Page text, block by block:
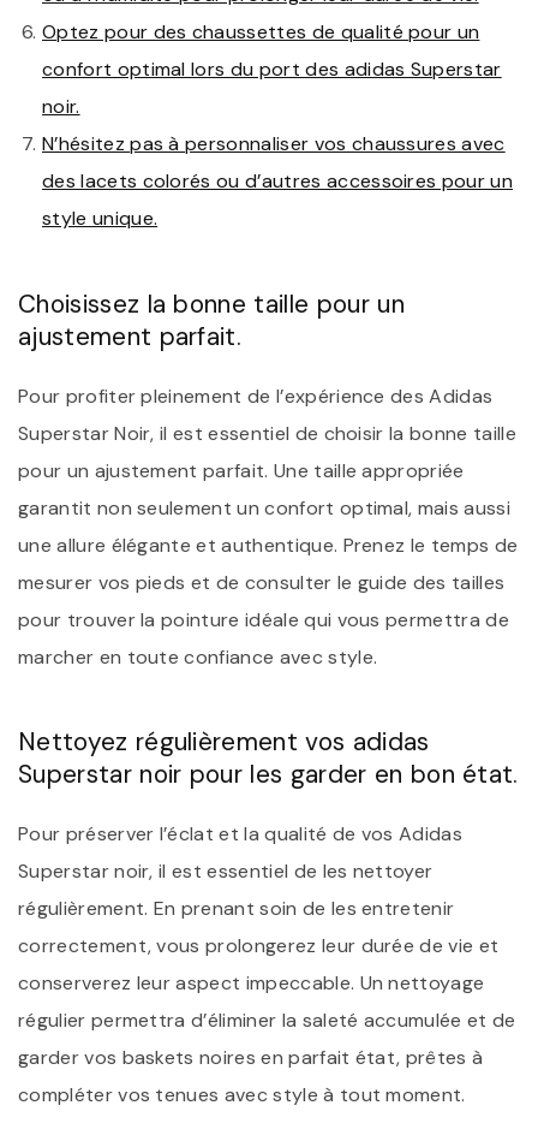
Optez pour des chaussettes de qualité pour un
confort optimal lors du port des adidas Superstar
noir.
N’hésitez pas à personnaliser vos chaussures avec
des lacets colorés ou d’autres accessoires pour un
style unique.
Choisissez la bonne taille pour un
ajustement parfait.
Pour profiter pleinement de l’expérience des Adidas
Superstar Noir, il est essentiel de choisir la bonne taille
pour un ajustement parfait. Une taille appropriée
garantit non seulement un confort optimal, mais aussi
une allure élégante et authentique. Prenez le temps de
mesurer vos pieds et de consulter le guide des tailles
pour trouver la pointure idéale qui vous permettra de
marcher en toute confiance avec style.
Nettoyez régulièrement vos adidas
Superstar noir pour les garder en bon état.
Pour préserver l’éclat et la qualité de vos Adidas
Superstar noir, il est essentiel de les nettoyer
régulièrement. En prenant soin de les entretenir
correctement, vous prolongerez leur durée de vie et
conserverez leur aspect impeccable. Un nettoyage
régulier permettra d’éliminer la saleté accumulée et de
garder vos baskets noires en parfait état, prêtes à
compléter vos tenues avec style à tout moment.